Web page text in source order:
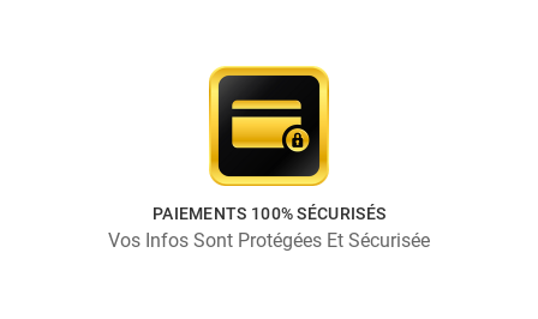
PAIEMENTS 100% SÉCURISÉS
Vos Infos Sont Protégées Et Sécurisée